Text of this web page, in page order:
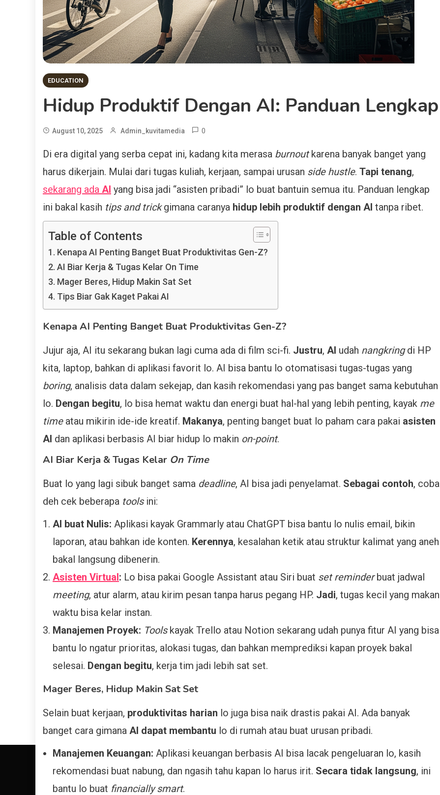
EDUCATION
Hidup Produktif Dengan AI: Panduan Lengkap
August 10, 2025 Admin_kuvitamedia 0
Di era digital yang serba cepat ini, kadang kita merasa burnoutkarena banyak banget yang
harus dikerjain. Mulai dari tugas kuliah, kerjaan, sampai urusan side hustle. Tapi tenang,
sekarang ada AI yang bisa jadi “asisten pribadi” lo buat bantuin semua itu. Panduan lengkap
ini bakal kasih tips and trickgimana caranya hidup lebih produktif dengan AI tanpa ribet.
Table of Contents
Kenapa AI Penting Banget Buat Produktivitas Gen-Z?
AI Biar Kerja & Tugas Kelar On Time
Mager Beres, Hidup Makin Sat Set
Tips Biar Gak Kaget Pakai AI
Kenapa AI Penting Banget Buat Produktivitas Gen-Z?
Jujur aja, AI itu sekarang bukan lagi cuma ada di film sci-fi. Justru, AI udah nangkringdi HP
kita, laptop, bahkan di aplikasi favorit lo. AI bisa bantu lo otomatisasi tugas-tugas yang
boring, analisis data dalam sekejap, dan kasih rekomendasi yang pas banget sama kebutuhan
lo. Dengan begitu, lo bisa hemat waktu dan energi buat hal-hal yang lebih penting, kayak me
timeatau mikirin ide-ide kreatif. Makanya, penting banget buat lo paham cara pakai asisten
AI dan aplikasi berbasis AI biar hidup lo makin on-point.
AI Biar Kerja & Tugas Kelar On Time
Buat lo yang lagi sibuk banget sama deadline, AI bisa jadi penyelamat. Sebagai contoh, coba
deh cek beberapa toolsini:
AI buat Nulis: Aplikasi kayak Grammarly atau ChatGPT bisa bantu lo nulis email, bikin
laporan, atau bahkan ide konten. Kerennya, kesalahan ketik atau struktur kalimat yang aneh
bakal langsung dibenerin.
Asisten Virtual: Lo bisa pakai Google Assistant atau Siri buat set reminderbuat jadwal
meeting, atur alarm, atau kirim pesan tanpa harus pegang HP. Jadi, tugas kecil yang makan
waktu bisa kelar instan.
Manajemen Proyek: Toolskayak Trello atau Notion sekarang udah punya fitur AI yang bisa
bantu lo ngatur prioritas, alokasi tugas, dan bahkan memprediksi kapan proyek bakal
selesai. Dengan begitu, kerja tim jadi lebih sat set.
Mager Beres, Hidup Makin Sat Set
Selain buat kerjaan, produktivitas harian lo juga bisa naik drastis pakai AI. Ada banyak
banget cara gimana AI dapat membantu lo di rumah atau buat urusan pribadi.
Manajemen Keuangan: Aplikasi keuangan berbasis AI bisa lacak pengeluaran lo, kasih
rekomendasi buat nabung, dan ngasih tahu kapan lo harus irit. Secara tidak langsung, ini
bantu lo buat financially smart.